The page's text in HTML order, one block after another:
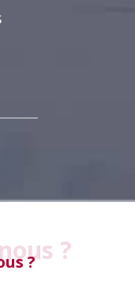
?
?